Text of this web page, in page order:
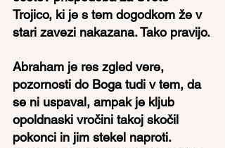
Trojico, ki je s tem dogodkom že v
stari zavezi nakazana. Tako pravijo.
Abraham je res zgled vere,
pozornosti do Boga tudi v tem, da
se ni uspaval, ampak je kljub
opoldnaski vročini takoj skočil
pokonci in jim stekel naproti.